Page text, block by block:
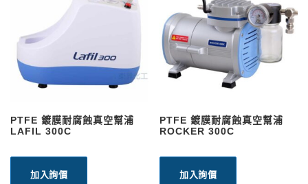
PTFE 鍍膜耐腐蝕真空幫浦
LAFIL 300C
加入詢價
PTFE 鍍膜耐腐蝕真空幫浦
ROCKER 300C
加入詢價